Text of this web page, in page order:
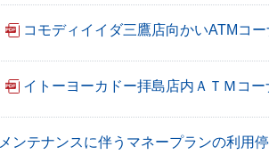
コモディイイダ三鷹店向かいATMコ
イトーヨーカドー拝島店内ＡＴＭコー
メンテナンスに伴うマネープランの利用